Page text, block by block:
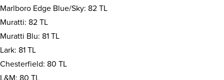
Marlboro Edge Blue/Sky: 82 TL
Muratti: 82 TL
Muratti Blu: 81 TL
Lark: 81 TL
Chesterfield: 80 TL
L&M: 80 TL